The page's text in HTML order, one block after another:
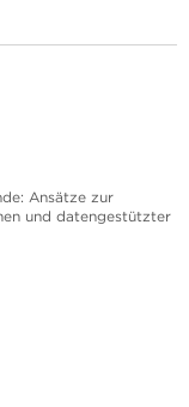
Ansätze zur
und datengestützter